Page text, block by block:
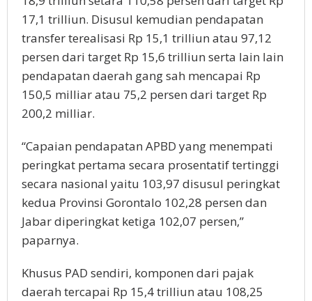
17,1 trilliun. Disusul kemudian pendapatan
transfer terealisasi Rp 15,1 trilliun atau 97,12
persen dari target Rp 15,6 trilliun serta lain lain
pendapatan daerah gang sah mencapai Rp
150,5 milliar atau 75,2 persen dari target Rp
200,2 milliar.
“Capaian pendapatan APBD yang menempati
peringkat pertama secara prosentatif tertinggi
secara nasional yaitu 103,97 disusul peringkat
kedua Provinsi Gorontalo 102,28 persen dan
Jabar diperingkat ketiga 102,07 persen,”
paparnya.
Khusus PAD sendiri, komponen dari pajak
daerah tercapai Rp 15,4 trilliun atau 108,25